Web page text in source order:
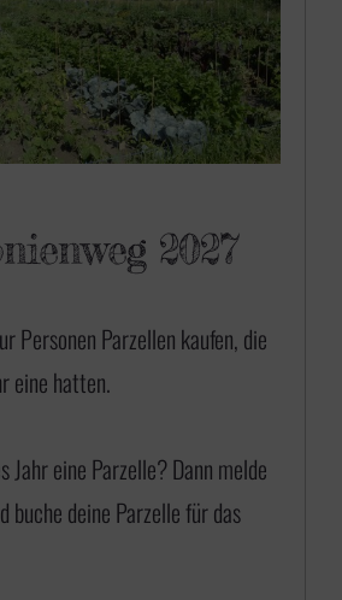
2027
Personen Parzellen kaufen, die
eine hatten.
eine Parzelle? Dann melde
buche deine Parzelle für das